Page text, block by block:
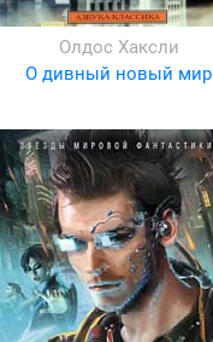
Олдос Хаксли
О дивный новый мир